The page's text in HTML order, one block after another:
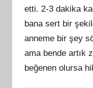
etti. 2-3 dakika
bana sert bir
anneme bir şey
ama bende artık
beğenen olursa